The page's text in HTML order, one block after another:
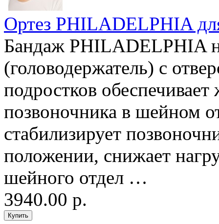
Ортез PHILADELPHIA
Бандаж PHILADELPHIA
(головодержатель) с
подростков
позвоночника в шейном
стабилизирует
положении, снижает
шейного отдел …
3940.00 р.